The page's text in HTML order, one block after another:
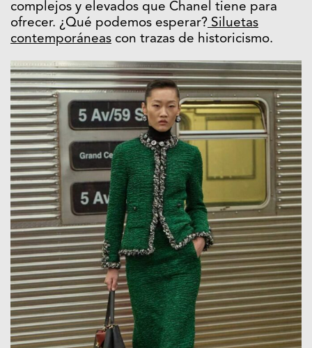
complejos y elevados que Chanel tiene para
ofrecer. ¿Qué podemos esperar? Siluetas
contemporáneas con trazas de historicismo.